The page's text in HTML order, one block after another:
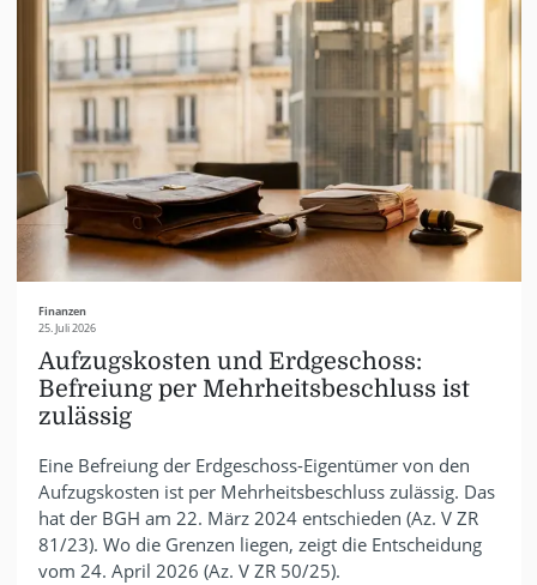
Finanzen
25. Juli 2026
Aufzugskosten und Erdgeschoss:
Befreiung per Mehrheitsbeschluss ist
zulässig
Eine Befreiung der Erdgeschoss-Eigentümer von den
Aufzugskosten ist per Mehrheitsbeschluss zulässig. Das
hat der BGH am 22. März 2024 entschieden (Az. V ZR
81/23). Wo die Grenzen liegen, zeigt die Entscheidung
vom 24. April 2026 (Az. V ZR 50/25).